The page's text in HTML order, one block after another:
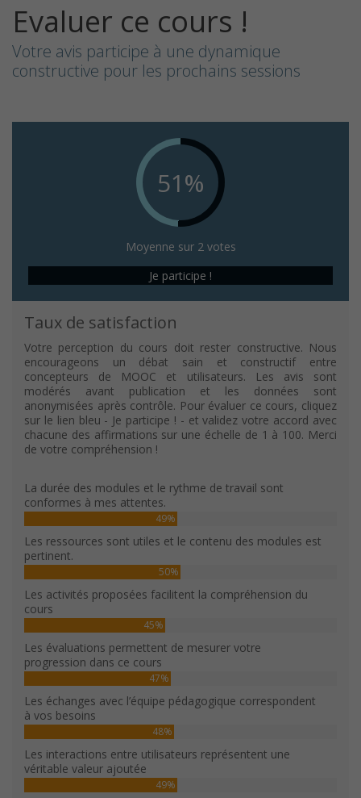
Evaluer ce cours !
Votre avis participe à une dynamique
constructive pour les prochains sessions
51%
Moyenne sur 2 votes
Je participe !
Taux de satisfaction
Votre perception du cours doit rester constructive. Nous
encourageons un débat sain et constructif entre
concepteurs de MOOC et utilisateurs. Les avis sont
modérés avant publication et les données sont
anonymisées après contrôle. Pour évaluer ce cours, cliquez
sur le lien bleu - Je participe ! - et validez votre accord avec
chacune des affirmations sur une échelle de 1 à 100. Merci
de votre compréhension !
La durée des modules et le rythme de travail sont
conformes à mes attentes.
49%
Les ressources sont utiles et le contenu des modules est
pertinent.
50%
Les activités proposées facilitent la compréhension du
cours
45%
Les évaluations permettent de mesurer votre
progression dans ce cours
47%
Les échanges avec l’équipe pédagogique correspondent
à vos besoins
48%
Les interactions entre utilisateurs représentent une
véritable valeur ajoutée
49%